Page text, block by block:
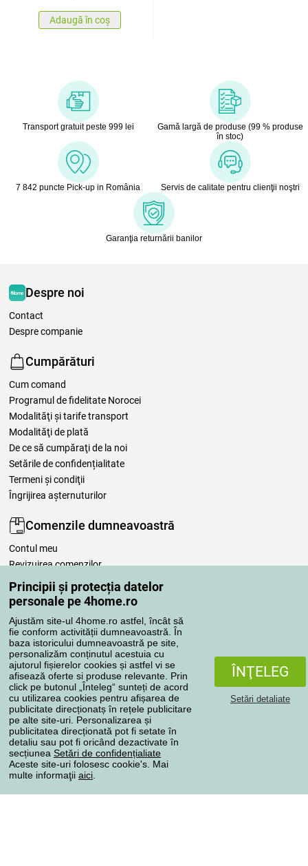
Principii și protecția datelor
personale pe 4home.ro
Ajustăm site-ul 4home.ro astfel, încât să
fie conform activității dumneavoastră. În
baza istoricului dumneavoastră pe site,
personalizăm conținutul acestuia cu
ajutorul fișierelor cookies și astfel vi se
afisează oferte si produse relevante. Prin
click pe butonul „Înteleg“ sunteți de acord
cu utilizarea cookies pentru afișarea de
publicitate direcționatș în rețele publicitare
pe alte site-uri. Personalizarea și
publicitatea direcționată pot fi setate în
detaliu sau pot fi oricând dezactivate în
secțiunea Setări de confidențialiate
Aceste site-uri folosesc cookie's. Mai
multe informaţii aici
ÎNŢELEG
Setări detaliate
Adaugă în coș
Transport gratuit peste 999 lei
Gamă largă de produse (99 % produse
în stoc)
7 842 puncte Pick-up in România Servis de calitate pentru clienţii noştri
Garanţia returnării banilor
Despre noi
Contact
Despre companie
Cumpărături
Cum comand
Programul de fidelitate Norocei
Modalităţi şi tarife transport
Modalităţi de plată
De ce să cumpăraţi de la noi
Setările de confidențialitate
Termeni şi condiţii
Îngrijirea așternuturilor
Comenzile dumneavoastră
Contul meu
Revizuirea comenzilor
Reclamaţii
Retragere de la contract
Regulile de procesare a recenziilor
Metode de transport
Metode de plată
Magazin de încredere